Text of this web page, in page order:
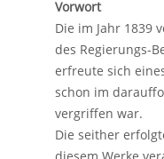
Vorwort
Die im Jahr 1839
des Regierungs-
erfreute sich
schon im
vergriffen war.
Die seither